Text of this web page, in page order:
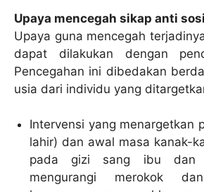
Upaya mencegah sikap anti
Upaya guna mencegah
dapat dilakukan dengan
Pencegahan ini dibedakan
usia dari individu yang
Intervensi yang menargetkan
lahir) dan awal masa kanak-
pada gizi sang ibu dan
mengurangi merokok